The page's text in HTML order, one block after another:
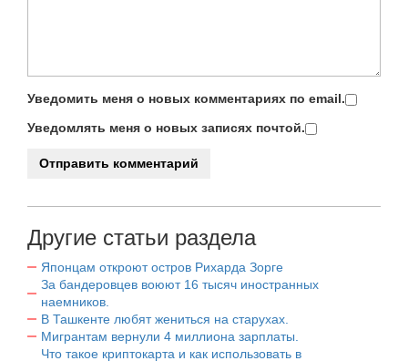
Уведомить меня о новых комментариях по email.
Уведомлять меня о новых записях почтой.
Другие статьи раздела
Японцам откроют остров Рихарда Зорге
За бандеровцев воюют 16 тысяч иностранных
наемников.
В Ташкенте любят жениться на старухах.
Мигрантам вернули 4 миллиона зарплаты.
Что такое криптокарта и как использовать в